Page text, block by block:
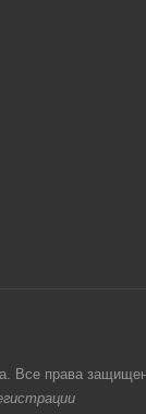
Все права